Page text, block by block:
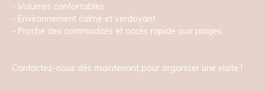
- Volumes confortables
- Environnement calme et verdoyant
- Proche des commodités et accès rapide aux plages
Contactez-nous dès maintenant pour organiser une visite !